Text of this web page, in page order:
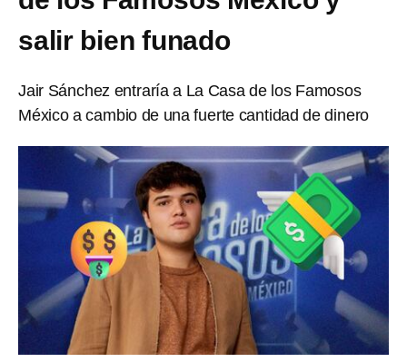
salir bien funado
Jair Sánchez entraría a La Casa de los Famosos
México a cambio de una fuerte cantidad de dinero